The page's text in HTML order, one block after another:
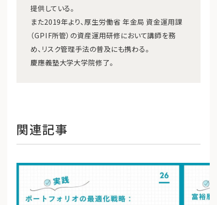
提供している。
また2019年より、厚生労働省 年金局 資金運用課
（GPIF所管）の資産運用研修において講師を務
め、リスク管理手法の普及にも携わる。
慶應義塾大学大学院修了。
関連記事